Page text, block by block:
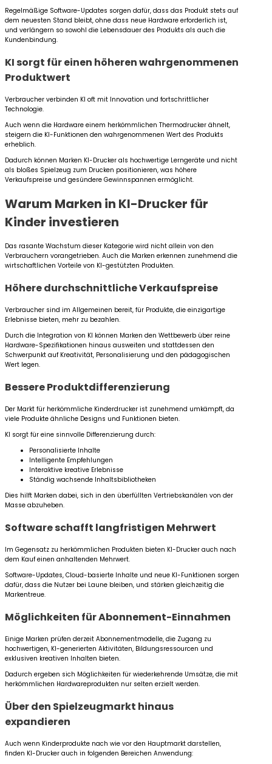
Regelmäßige Software-Updates sorgen dafür, dass das Produkt stets auf
dem neuesten Stand bleibt, ohne dass neue Hardware erforderlich ist,
und verlängern so sowohl die Lebensdauer des Produkts als auch die
Kundenbindung.
KI sorgt für einen höheren wahrgenommenen
Produktwert
Verbraucher verbinden KI oft mit Innovation und fortschrittlicher
Technologie.
Auch wenn die Hardware einem herkömmlichen Thermodrucker ähnelt,
steigern die KI-Funktionen den wahrgenommenen Wert des Produkts
erheblich.
Dadurch können Marken KI-Drucker als hochwertige Lerngeräte und nicht
als bloßes Spielzeug zum Drucken positionieren, was höhere
Verkaufspreise und gesündere Gewinnspannen ermöglicht.
Warum Marken in KI-Drucker für
Kinder investieren
Das rasante Wachstum dieser Kategorie wird nicht allein von den
Verbrauchern vorangetrieben. Auch die Marken erkennen zunehmend die
wirtschaftlichen Vorteile von KI-gestützten Produkten.
Höhere durchschnittliche Verkaufspreise
Verbraucher sind im Allgemeinen bereit, für Produkte, die einzigartige
Erlebnisse bieten, mehr zu bezahlen.
Durch die Integration von KI können Marken den Wettbewerb über reine
Hardware-Spezifikationen hinaus ausweiten und stattdessen den
Schwerpunkt auf Kreativität, Personalisierung und den pädagogischen
Wert legen.
Bessere Produktdifferenzierung
Der Markt für herkömmliche Kinderdrucker ist zunehmend umkämpft, da
viele Produkte ähnliche Designs und Funktionen bieten.
KI sorgt für eine sinnvolle Differenzierung durch:
Personalisierte Inhalte
Intelligente Empfehlungen
Interaktive kreative Erlebnisse
Ständig wachsende Inhaltsbibliotheken
Dies hilft Marken dabei, sich in den überfüllten Vertriebskanälen von der
Masse abzuheben.
Software schafft langfristigen Mehrwert
Im Gegensatz zu herkömmlichen Produkten bieten KI-Drucker auch nach
dem Kauf einen anhaltenden Mehrwert.
Software-Updates, Cloud-basierte Inhalte und neue KI-Funktionen sorgen
dafür, dass die Nutzer bei Laune bleiben, und stärken gleichzeitig die
Markentreue.
Möglichkeiten für Abonnement-Einnahmen
Einige Marken prüfen derzeit Abonnementmodelle, die Zugang zu
hochwertigen, KI-generierten Aktivitäten, Bildungsressourcen und
exklusiven kreativen Inhalten bieten.
Dadurch ergeben sich Möglichkeiten für wiederkehrende Umsätze, die mit
herkömmlichen Hardwareprodukten nur selten erzielt werden.
Über den Spielzeugmarkt hinaus
expandieren
Auch wenn Kinderprodukte nach wie vor den Hauptmarkt darstellen,
finden KI-Drucker auch in folgenden Bereichen Anwendung: